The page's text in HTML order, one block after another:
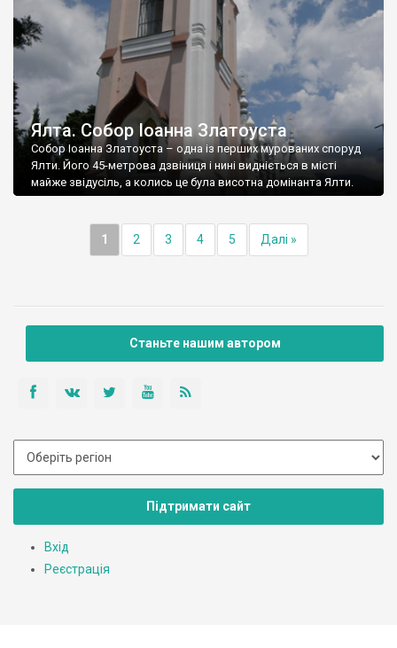
Ялта. Собор Іоанна Златоуста
Собор Іоанна Златоуста – одна із перших мурованих споруд
Ялти. Його 45-метрова дзвіниця і нині видніється в місті
майже звідусіль, а колись це була висотна домінанта Ялти.
1 2 3 4 5 Далі »
Станьте нашим автором
Підтримати сайт
Вхід
Реєстрація